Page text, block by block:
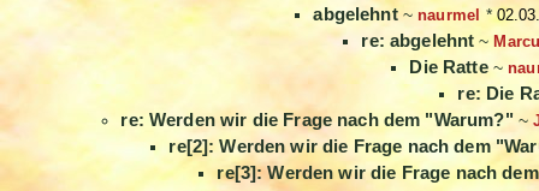
abgelehnt~ naurmel *
re: abgelehnt ~
Die Ratte~
re: Die
re: Werden wir die Frage nach dem "Warum?" ~
re[2]: Werden wir die Frage nach dem
re[3]: Werden wir die Frage nach